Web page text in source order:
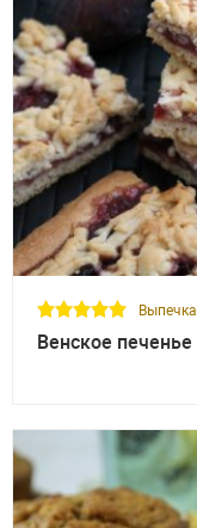
Выпечка
Венское печенье